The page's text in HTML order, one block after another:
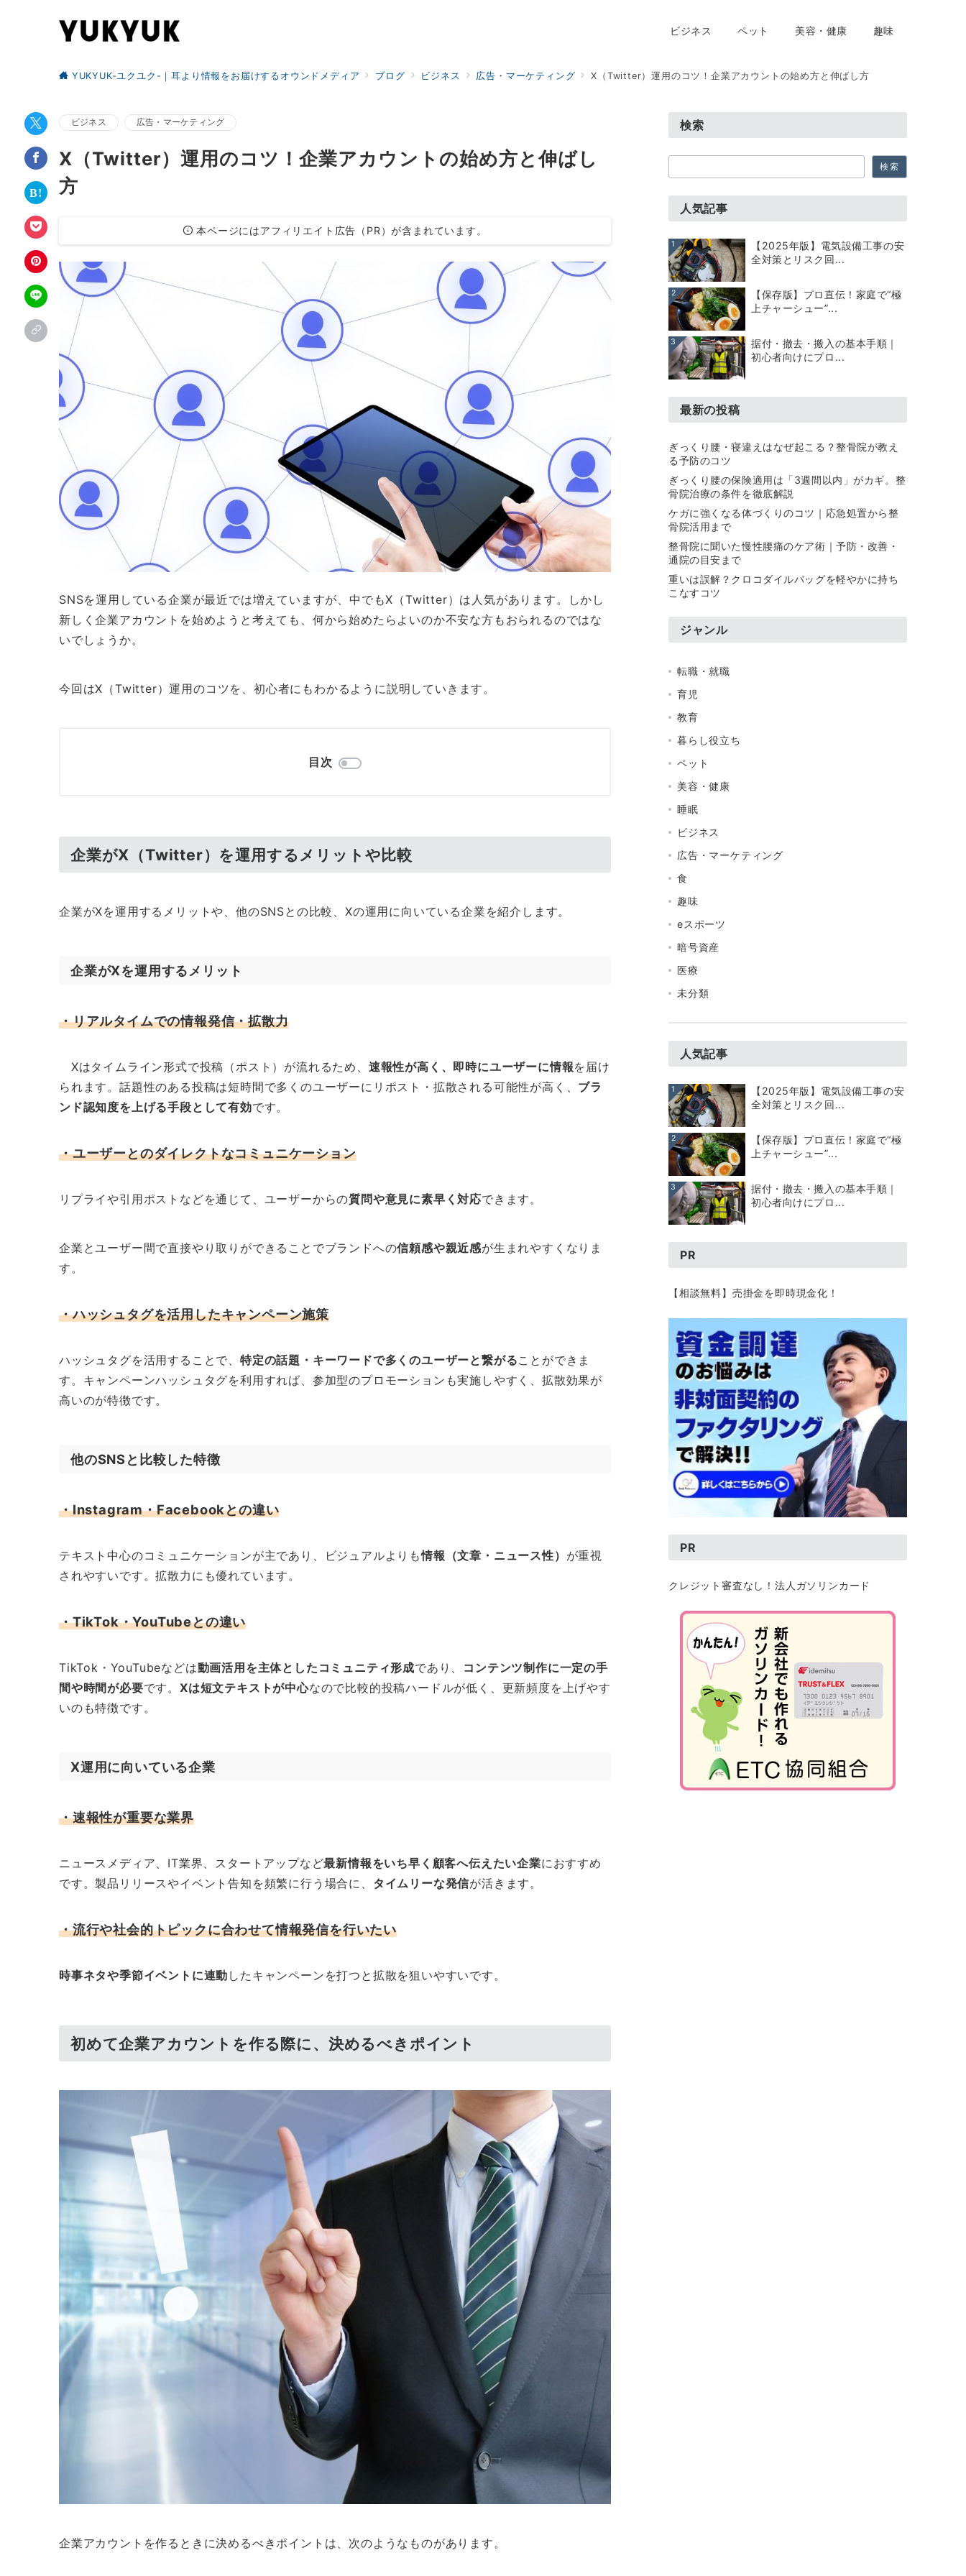
ビジネス ペット 美容・健康 趣味
YUKYUK-ユクユク-｜耳より情報をお届けするオウンドメディア ブログ ビジネス 広告・マーケティング X（Twitter）運用のコツ！企業アカウントの始め方と伸ばし方
ビジネス 広告・マーケティング
X（Twitter）運用のコツ！企業アカウントの始め方と伸ばし
方
本ページにはアフィリエイト広告（PR）が含まれています。
SNSを運用している企業が最近では増えていますが、中でもX（Twitter）は人気があります。しかし
新しく企業アカウントを始めようと考えても、何から始めたらよいのか不安な方もおられるのではな
いでしょうか。
今回はX（Twitter）運用のコツを、初心者にもわかるように説明していきます。
目次
企業がX（Twitter）を運用するメリットや比較
企業がXを運用するメリットや、他のSNSとの比較、Xの運用に向いている企業を紹介します。
企業がXを運用するメリット
・リアルタイムでの情報発信・拡散力
Xはタイムライン形式で投稿（ポスト）が流れるため、 速報性が高く、即時にユーザーに情報を届け
られます。話題性のある投稿は短時間で多くのユーザーにリポスト・拡散される可能性が高く、 ブラ
ンド認知度を上げる手段として有効です。
・ユーザーとのダイレクトなコミュニケーション
リプライや引用ポストなどを通じて、ユーザーからの質問や意見に素早く対応できます。
企業とユーザー間で直接やり取りができることでブランドへの信頼感や親近感が生まれやすくなりま
す。
・ハッシュタグを活用したキャンペーン施策
ハッシュタグを活用することで、 特定の話題・キーワードで多くのユーザーと繋がることができま
す。キャンペーンハッシュタグを利用すれば、参加型のプロモーションも実施しやすく、拡散効果が
高いのが特徴です。
他のSNSと比較した特徴
・Instagram・Facebookとの違い
テキスト中心のコミュニケーションが主であり、ビジュアルよりも情報（文章・ニュース性） が重視
されやすいです。拡散力にも優れています。
・TikTok・YouTubeとの違い
TikTok・YouTubeなどは動画活用を主体としたコミュニティ形成であり、 コンテンツ制作に一定の手
間や時間が必要です。Xは短文テキストが中心なので比較的投稿ハードルが低く、更新頻度を上げやす
いのも特徴です。
X運用に向いている企業
・速報性が重要な業界
ニュースメディア、IT業界、スタートアップなど最新情報をいち早く顧客へ伝えたい企業におすすめ
です。製品リリースやイベント告知を頻繁に行う場合に、 タイムリーな発信が活きます。
・流行や社会的トピックに合わせて情報発信を行いたい
時事ネタや季節イベントに連動 したキャンペーンを打つと拡散を狙いやすいです。
初めて企業アカウントを作る際に、決めるべきポイント
企業アカウントを作るときに決めるべきポイントは、次のようなものがあります。
検索
索
検索
人気記事
1
【2025年版】電気設備工事の安
全対策とリスク回...
2
【保存版】プロ直伝！家庭で“極
上チャーシュー”...
3
据付・撤去・搬入の基本手順｜
初心者向けにプロ...
最新の投稿
ぎっくり腰・寝違えはなぜ起こる？整骨院が教え
る予防のコツ
ぎっくり腰の保険適用は「3週間以内」がカギ。整
骨院治療の条件を徹底解説
ケガに強くなる体づくりのコツ｜応急処置から整
骨院活用まで
整骨院に聞いた慢性腰痛のケア術｜予防・改善・
通院の目安まで
重いは誤解？クロコダイルバッグを軽やかに持ち
こなすコツ
ジャンル
転職・就職
育児
教育
暮らし役立ち
ペット
美容・健康
睡眠
ビジネス
広告・マーケティング
食
趣味
eスポーツ
暗号資産
医療
未分類
人気記事
1
【2025年版】電気設備工事の安
全対策とリスク回...
2
【保存版】プロ直伝！家庭で“極
上チャーシュー”...
3
据付・撤去・搬入の基本手順｜
初心者向けにプロ...
PR
【相談無料】売掛金を即時現金化！
PR
クレジット審査なし！法人ガソリンカード